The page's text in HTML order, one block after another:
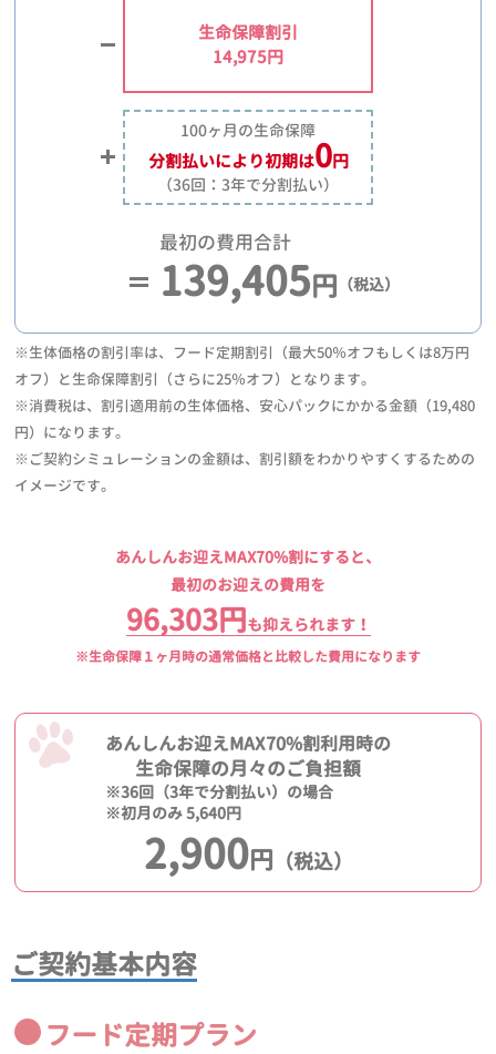
生命保障割引
14,975円
100ヶ月の生命保障
分割払いにより初期は0円
（36回：3年で分割払い）
最初の費用合計
139,405円 （税込）
※生体価格の割引率は、フード定期割引（最大50％オフもしくは8万円
オフ）と生命保障割引（さらに25％オフ）となります。
※消費税は、割引適用前の生体価格、安心パックにかかる金額（19,480
円）になります。
※ご契約シミュレーションの金額は、割引額をわかりやすくするための
イメージです。
あんしんお迎えMAX70%割にすると、
最初のお迎えの費用を
96,303円も抑えられます！
※生命保障１ヶ月時の通常価格と比較した費用になります
あんしんお迎えMAX70%割利用時の
生命保障の月々のご負担額
※36回（3年で分割払い）の場合
※初月のみ 5,640円
2,900円 （税込）
ご契約基本内容
フード定期プラン